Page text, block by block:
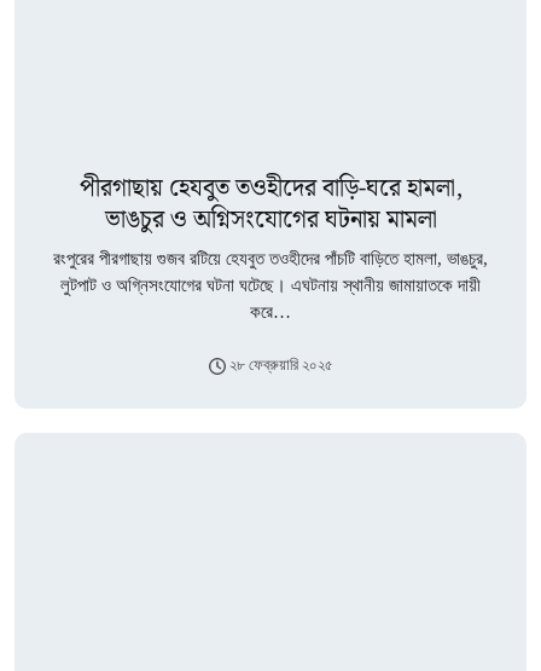
পীরগাছায় হেযবুত তওহীদের বাড়ি-ঘরে হামলা,
ভাঙচুর ও অগ্নিসংযোগের ঘটনায় মামলা
রংপুরের পীরগাছায় গুজব রটিয়ে হেযবুত তওহীদের পাঁচটি বাড়িতে হামলা, ভাঙচুর,
লুটপাট ও অগ্নিসংযোগের ঘটনা ঘটেছে। এঘটনায় স্থানীয় জামায়াতকে দায়ী
করে…
২৮ ফেব্রুয়ারি ২০২৫